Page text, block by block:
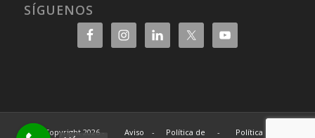
SÍGUENOS
© Copyright 2026 - Aviso - Política de - Política de